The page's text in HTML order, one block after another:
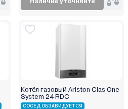
Котёл газовый Ariston Clas One
System 24 RDC
СОСЕД ОБЗАВИДУЕТСЯ